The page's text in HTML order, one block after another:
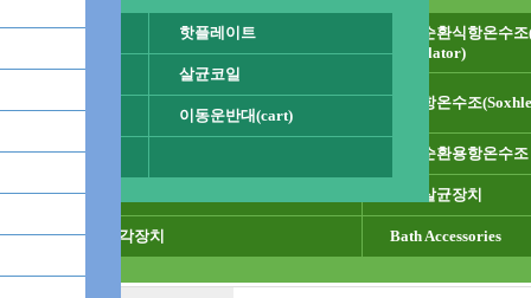
실험실용 항온수조
디지털
순환식항온수조(Circulator Water Bath)
추출항온수조(Soxhlet Water Bath)
투시창항온수조(Sight Glass Type Bath)
가열냉각장치
산업 항온수조
내산용/내화학용 항
대용량 항온수조
이중(중탕) 가열
순환식항온수조(Circulator Water Bath)
저온순환식항온수
Circulator)
추출항온수조
투시창항온수조(Sight Glass Type Bath) 외부순환용항온수조
중탕용항온수조 음료살균장치
가열냉각장치 Bath Accessories
핫플레이트
살균코일
이동운반대(cart)
분야별(용도별) 항온수조